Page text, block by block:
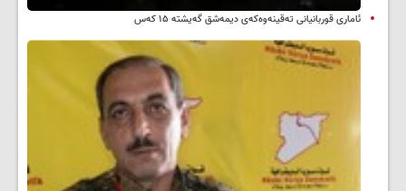
ئاماری قوربانیانی تەقینەوەکەی دیمەشق گەیشتە ۱۵ کەس